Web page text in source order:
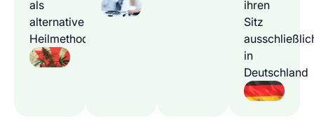
als
alternative
Heilmethode
ihren
Sitz
in
Deutschland